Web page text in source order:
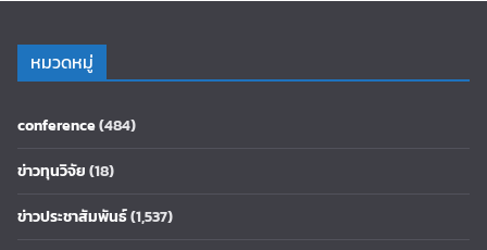
หมวดหมู่
conference(484)
ข่าวทุนวิจัย(18)
ข่าวประชาสัมพันธ์(1,537)